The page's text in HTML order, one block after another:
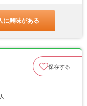
に興味がある
保存する